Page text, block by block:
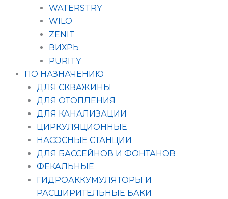
WATERSTRY
WILO
ZENIT
ВИХРЬ
PURITY
ПО НАЗНАЧЕНИЮ
ДЛЯ СКВАЖИНЫ
ДЛЯ ОТОПЛЕНИЯ
ДЛЯ КАНАЛИЗАЦИИ
ЦИРКУЛЯЦИОННЫЕ
НАСОСНЫЕ СТАНЦИИ
ДЛЯ БАССЕЙНОВ И ФОНТАНОВ
ФЕКАЛЬНЫЕ
ГИДРОАККУМУЛЯТОРЫ И
РАСШИРИТЕЛЬНЫЕ БАКИ